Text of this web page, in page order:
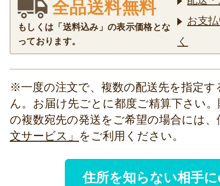
全品送料無料
もしくは「送料込み」の表示価格とな
っております。
お支
く
※一度の注文で、複数の配送先を指定
ん。お届け先ごとに都度ご精算下さい
の複数宛先の発送をご希望の場合には、
文サービス」 をご利用ください。
住所を知らない相手